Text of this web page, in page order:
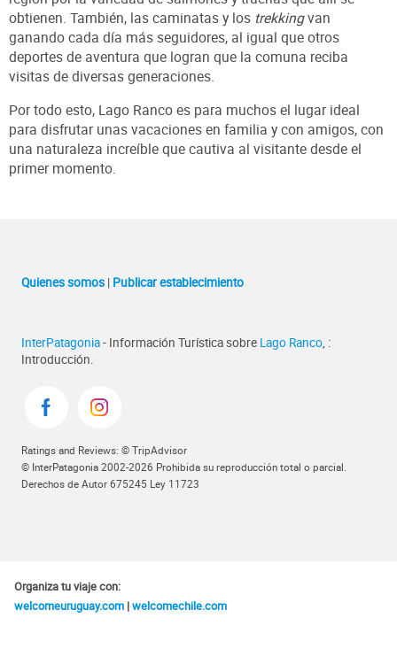
obtienen. También, las caminatas y los trekkingvan
ganando cada día más seguidores, al igual que otros
deportes de aventura que logran que la comuna reciba
visitas de diversas generaciones.
Por todo esto, Lago Ranco es para muchos el lugar ideal
para disfrutar unas vacaciones en familia y con amigos, con
una naturaleza increíble que cautiva al visitante desde el
primer momento.
Quienes somos | Publicar establecimiento
InterPatagonia- Información Turística sobre Lago Ranco, :
Introducción.
Ratings and Reviews: © TripAdvisor
© InterPatagonia 2002-2026 Prohibida su reproducción total o parcial.
Derechos de Autor 675245 Ley 11723
Organiza tu viaje con:
welcomeuruguay.com |welcomechile.com